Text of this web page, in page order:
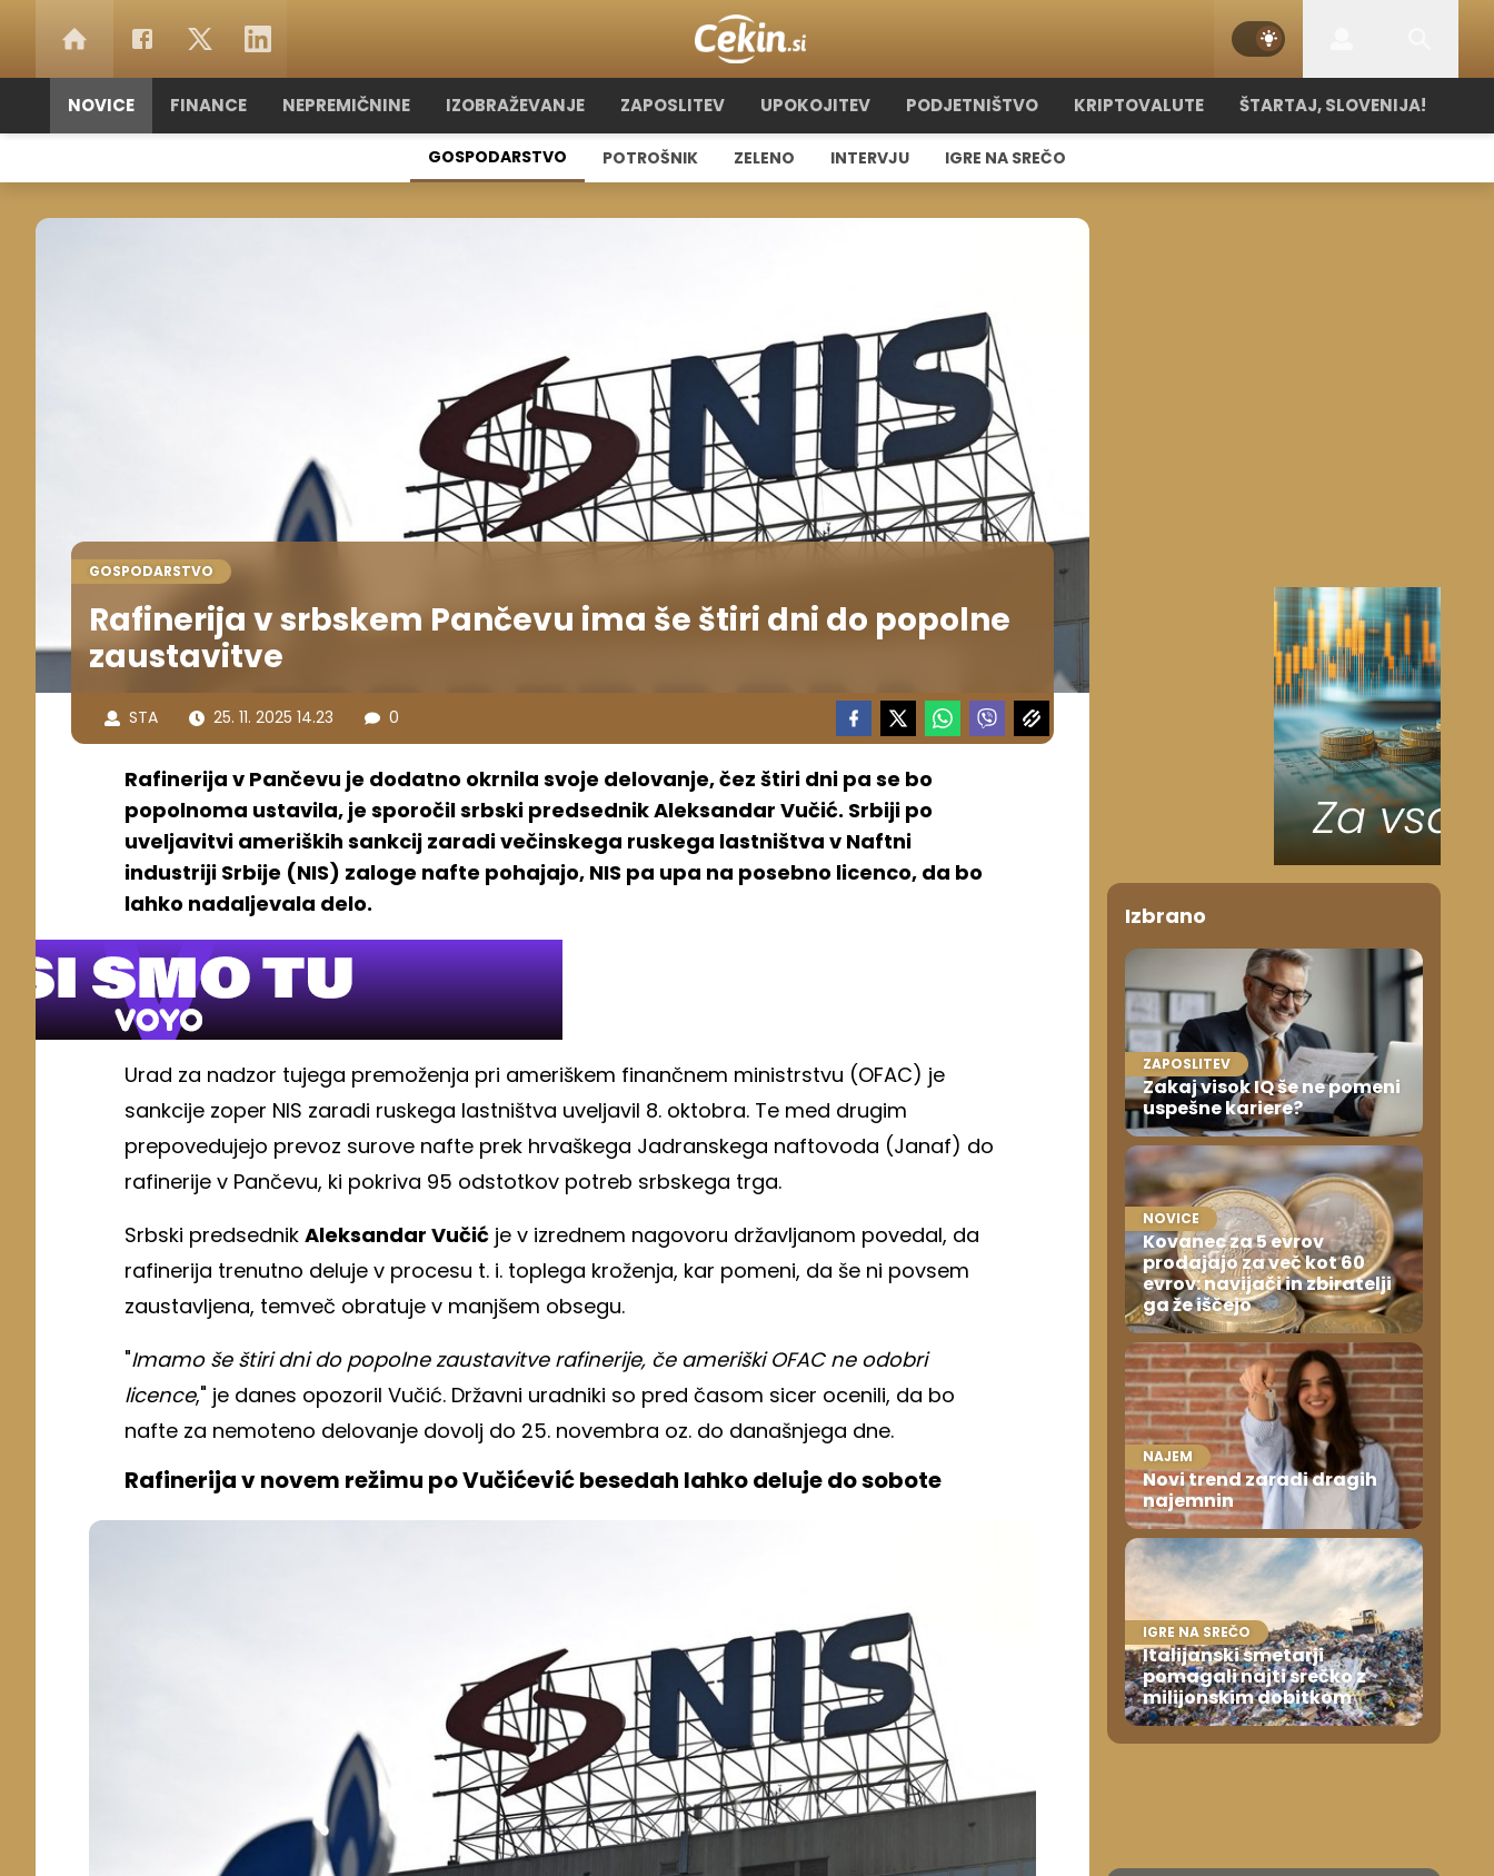
NOVICE FINANCE NEPREMIČNINE IZOBRAŽEVANJE ZAPOSLITEV UPOKOJITEV PODJETNIŠTVO KRIPTOVALUTE ŠTARTAJ, SLOVENIJA!
GOSPODARSTVO POTROŠNIK ZELENO INTERVJU IGRE NA SREČO
GOSPODARSTVO
Rafinerija v srbskem Pančevu ima še štiri dni do popolne
zaustavitve
STA 25. 11. 2025 14.23 0
Rafinerija v Pančevu je dodatno okrnila svoje delovanje, čez štiri dni pa se bo
popolnoma ustavila, je sporočil srbski predsednik Aleksandar Vučić. Srbiji po
uveljavitvi ameriških sankcij zaradi večinskega ruskega lastništva v Naftni
industriji Srbije (NIS) zaloge nafte pohajajo, NIS pa upa na posebno licenco, da bo
lahko nadaljevala delo.
Urad za nadzor tujega premoženja pri ameriškem finančnem ministrstvu (OFAC) je
sankcije zoper NIS zaradi ruskega lastništva uveljavil 8. oktobra. Te med drugim
prepovedujejo prevoz surove nafte prek hrvaškega Jadranskega naftovoda (Janaf) do
rafinerije v Pančevu, ki pokriva 95 odstotkov potreb srbskega trga.
Srbski predsednik Aleksandar Vučić je v izrednem nagovoru državljanom povedal, da
rafinerija trenutno deluje v procesu t. i. toplega kroženja, kar pomeni, da še ni povsem
zaustavljena, temveč obratuje v manjšem obsegu.
"Imamo še štiri dni do popolne zaustavitve rafinerije, če ameriški OFAC ne odobri
licence," je danes opozoril Vučić. Državni uradniki so pred časom sicer ocenili, da bo
nafte za nemoteno delovanje dovolj do 25. novembra oz. do današnjega dne.
Rafinerija v novem režimu po Vučićević besedah lahko deluje do sobote
Izbrano
ZAPOSLITEV
Zakaj visok IQ še ne pomeni
uspešne kariere?
NOVICE
Kovanec za 5 evrov
prodajajo za več kot 60
evrov: navijači in zbiratelji
ga že iščejo
NAJEM
Novi trend zaradi dragih
najemnin
IGRE NA SREČO
Italijanski smetarji
pomagali najti srečko z
milijonskim dobitkom